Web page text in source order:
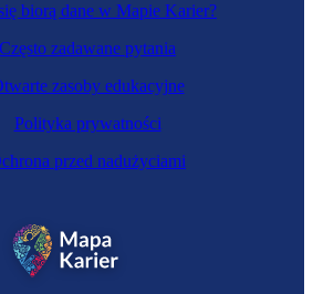
biorą dane w Mapie Karier?
Często zadawane pytania
zasoby edukacyjne
Polityka prywatności
przed nadużyciami